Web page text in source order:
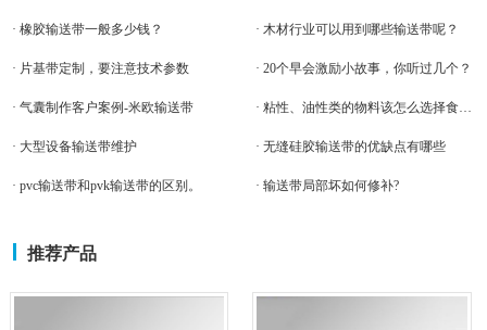
· 橡胶输送带一般多少钱？ · 木材行业可以用到哪些输送带呢？
· 片基带定制，要注意技术参数 · 20个早会激励小故事，你听过几个？
· 气囊制作客户案例-米欧输送带 · 粘性、油性类的物料该怎么选择食品输送带？
· 大型设备输送带维护 · 无缝硅胶输送带的优缺点有哪些
· pvc输送带和pvk输送带的区别。 · 输送带局部坏如何修补?
推荐产品